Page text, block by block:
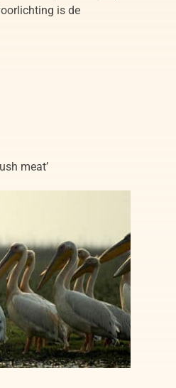
is de
meat’